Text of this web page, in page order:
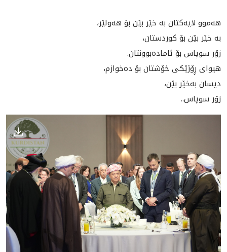
هەموو لایەكتان بە خێر بێن بۆ هەولێر،
بە خێر بێن بۆ كوردستان،
زۆر سوپاس بۆ ئامادەبوونتان.
هيواى ڕۆژێكى خۆشتان بۆ ده‌خوازم،
دیسان بەخێر بێن،
زۆر سوپاس..